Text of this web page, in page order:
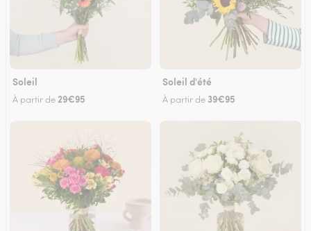
Soleil
À partir de 29€95
Soleil d'été
À partir de 39€95